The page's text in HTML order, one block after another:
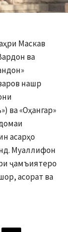
Маскав
ва
нашр
ва «Оҳангар»
асарҳо
Муаллифон
ҷамъиятеро
асорат ва